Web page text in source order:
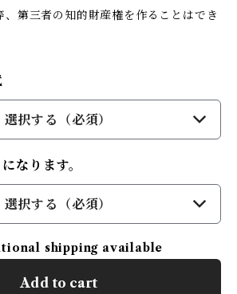
第三者の知的財産権を作ることはでき
選択する（必須）
なります。
選択する（必須）
shipping available
Add to cart